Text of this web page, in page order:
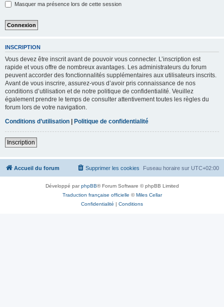
Masquer ma présence lors de cette session
INSCRIPTION
Vous devez être inscrit avant de pouvoir vous connecter. L’inscription est
rapide et vous offre de nombreux avantages. Les administrateurs du forum
peuvent accorder des fonctionnalités supplémentaires aux utilisateurs inscrits.
Avant de vous inscrire, assurez-vous d’avoir pris connaissance de nos
conditions d’utilisation et de notre politique de confidentialité. Veuillez
également prendre le temps de consulter attentivement toutes les règles du
forum lors de votre navigation.
Conditions d’utilisation | Politique de confidentialité
Inscription
Accueil du forum Fuseau horaire sur UTC+02:00
Supprimer les cookies
Développé parphpBB® Forum Software © phpBB Limited
Traduction française officielle ©Miles Cellar
Confidentialité | Conditions